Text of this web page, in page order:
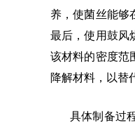
养，使菌丝能够
最后，使用鼓风
该材料的密度范
降解材料，以替
具体制备过